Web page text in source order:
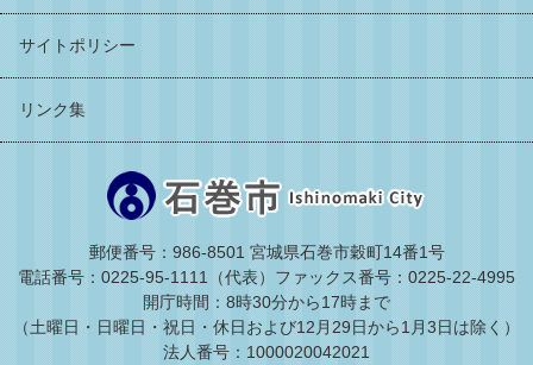
サイトポリシー
リンク集
郵便番号：986-8501 宮城県石巻市穀町14番1号
電話番号：0225-95-1111（代表） ファックス番号：0225-22-4995
開庁時間：8時30分から17時まで
（土曜日・日曜日・祝日・休日および12月29日から1月3日は除く）
法人番号：1000020042021